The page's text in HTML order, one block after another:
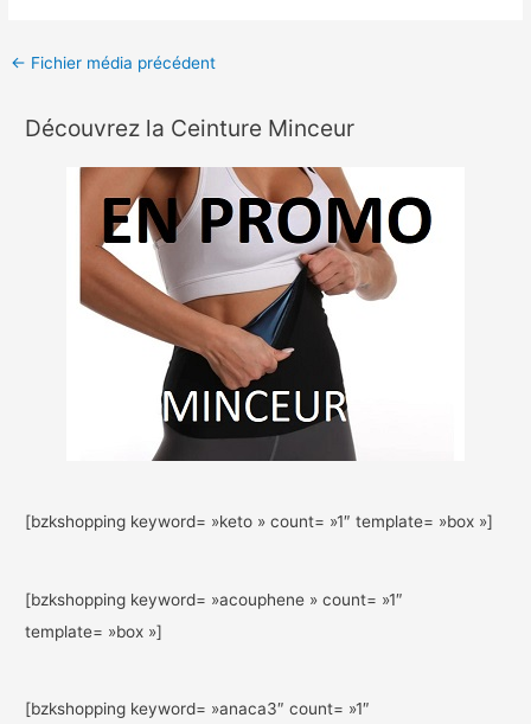
← Fichier média précédent
Découvrez la Ceinture Minceur
[bzkshopping keyword= »keto » count= »1″ template= »box »]
[bzkshopping keyword= »acouphene » count= »1″
template= »box »]
[bzkshopping keyword= »anaca3″ count= »1″